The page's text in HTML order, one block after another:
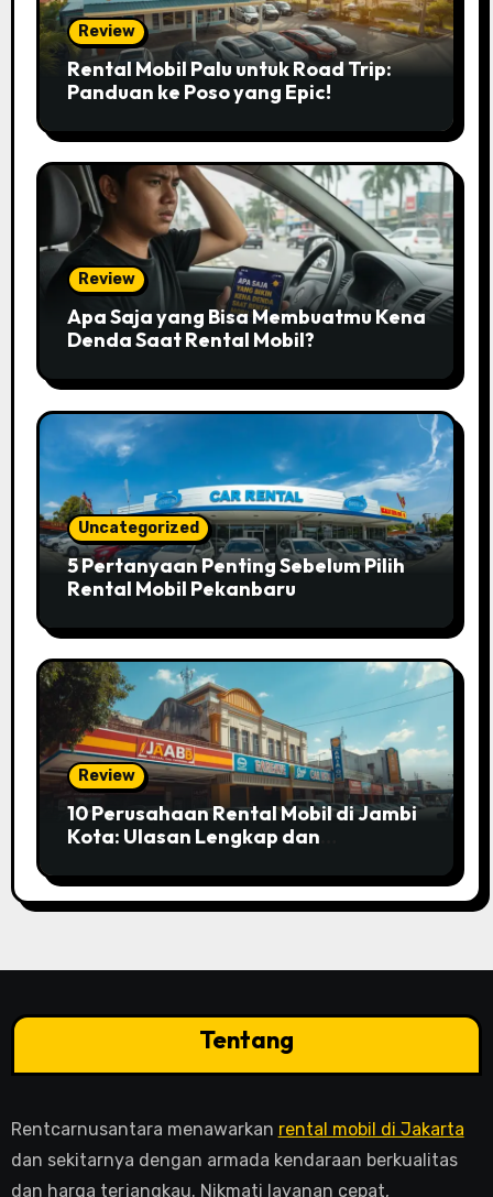
Review
Rental Mobil Palu untuk Road Trip:
Panduan ke Poso yang Epic!
Review
Apa Saja yang Bisa Membuatmu Kena
Denda Saat Rental Mobil?
Uncategorized
5 Pertanyaan Penting Sebelum Pilih
Rental Mobil Pekanbaru
Review
10 Perusahaan Rental Mobil di Jambi
Kota: Ulasan Lengkap dan
Tentang
Rentcarnusantara menawarkan rental mobil di Jakarta
dan sekitarnya dengan armada kendaraan berkualitas
dan harga terjangkau. Nikmati layanan cepat,